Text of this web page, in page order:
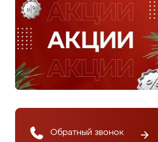
Обратный звонок